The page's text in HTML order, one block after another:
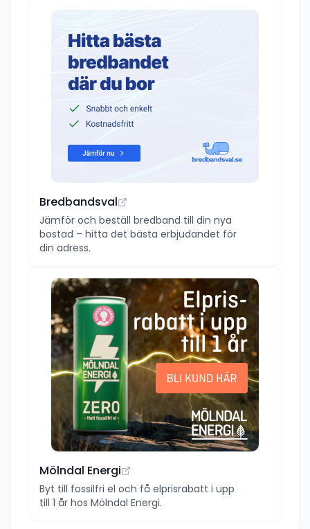
Bredbandsval
Jämför och beställ bredband till din nya
bostad – hitta det bästa erbjudandet för
din adress.
Mölndal Energi
Byt till fossilfri el och få elprisrabatt i upp
till 1 år hos Mölndal Energi.